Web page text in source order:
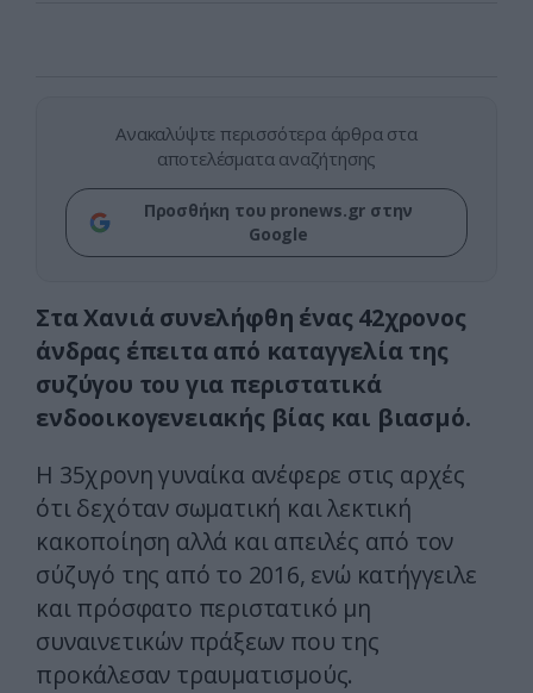
Ανακαλύψτε περισσότερα άρθρα στα
αποτελέσματα αναζήτησης
Προσθήκη του pronews.gr στην
Google
Στα Χανιά συνελήφθη ένας 42χρονος
άνδρας έπειτα από καταγγελία της
συζύγου του για περιστατικά
ενδοοικογενειακής βίας και βιασμό.
Η 35χρονη γυναίκα ανέφερε στις αρχές
ότι δεχόταν σωματική και λεκτική
κακοποίηση αλλά και απειλές από τον
σύζυγό της από το 2016, ενώ κατήγγειλε
και πρόσφατο περιστατικό μη
συναινετικών πράξεων που της
προκάλεσαν τραυματισμούς.